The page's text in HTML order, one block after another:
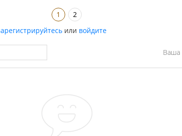
1
2
или войдите
Ваша